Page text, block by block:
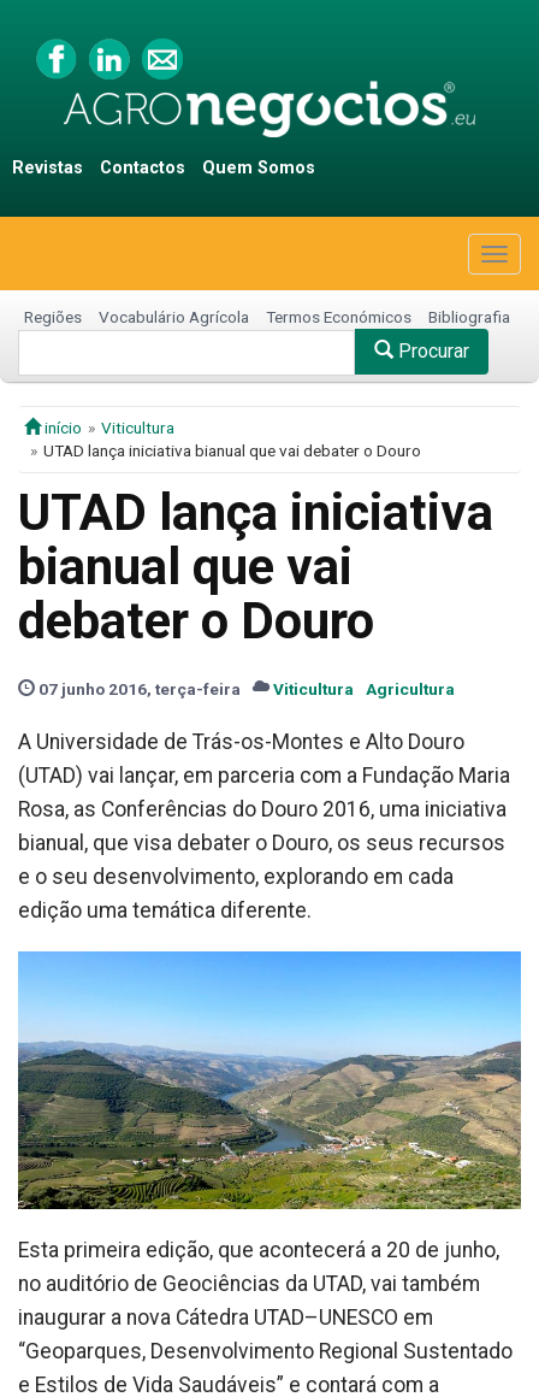
Revistas Contactos Quem Somos
Regiões Vocabulário Agrícola Termos Económicos Bibliografia
Procurar
início
Viticultura
UTAD lança iniciativa bianual que vai debater o Douro
UTAD lança iniciativa
bianual que vai
debater o Douro
07 junho 2016, terça-feira Viticultura Agricultura
A Universidade de Trás-os-Montes e Alto Douro
(UTAD) vai lançar, em parceria com a Fundação Maria
Rosa, as Conferências do Douro 2016, uma iniciativa
bianual, que visa debater o Douro, os seus recursos
e o seu desenvolvimento, explorando em cada
edição uma temática diferente.
Esta primeira edição, que acontecerá a 20 de junho,
no auditório de Geociências da UTAD, vai também
inaugurar a nova Cátedra UTAD–UNESCO em
“Geoparques, Desenvolvimento Regional Sustentado
e Estilos de Vida Saudáveis” e contará com a